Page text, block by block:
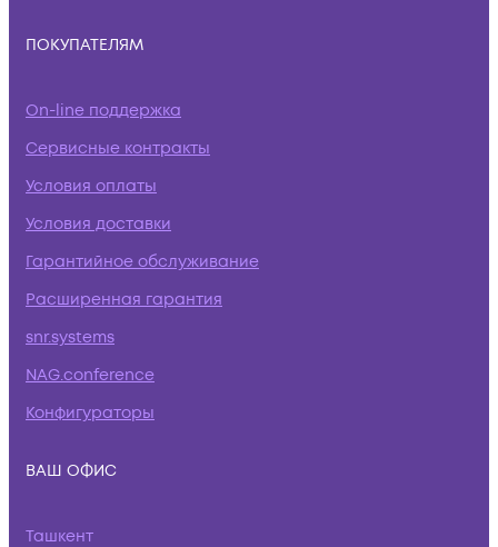
ПОКУПАТЕЛЯМ
On-line поддержка
Сервисные контракты
Условия оплаты
Условия доставки
Гарантийное обслуживание
Расширенная гарантия
snr.systems
NAG.conference
Конфигураторы
ВАШ ОФИС
Ташкент